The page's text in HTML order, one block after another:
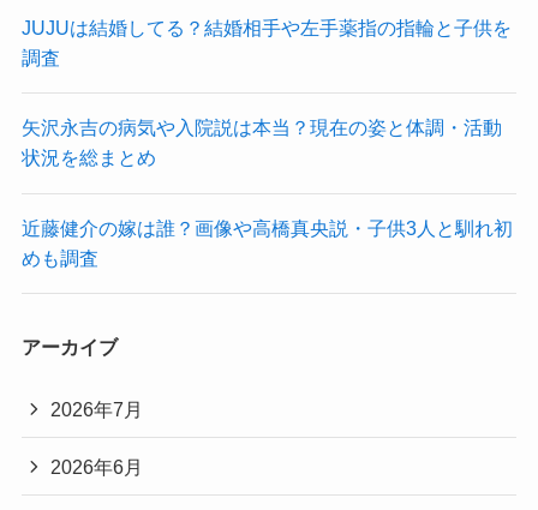
JUJUは結婚してる？結婚相手や左手薬指の指輪と子供を
調査
矢沢永吉の病気や入院説は本当？現在の姿と体調・活動
状況を総まとめ
近藤健介の嫁は誰？画像や高橋真央説・子供3人と馴れ初
めも調査
アーカイブ
2026年7月
2026年6月